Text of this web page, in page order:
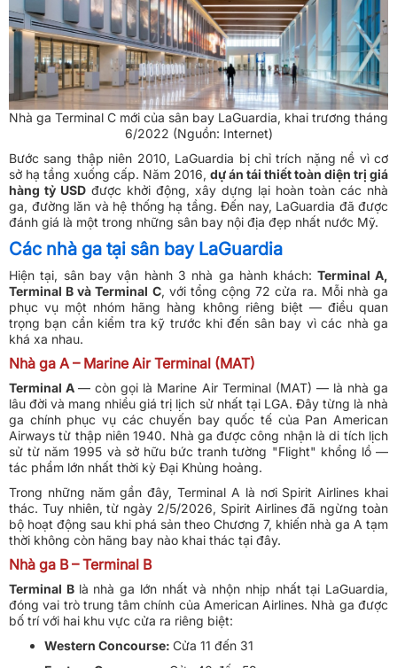
Nhà ga Terminal C mới của sân bay LaGuardia, khai trương tháng
6/2022 (Nguồn: Internet)
Bước sang thập niên 2010, LaGuardia bị chỉ trích nặng nề vì cơ
sở hạ tầng xuống cấp. Năm 2016, dự án tái thiết toàn diện trị giá
hàng tỷ USD được khởi động, xây dựng lại hoàn toàn các nhà
ga, đường lăn và hệ thống hạ tầng. Đến nay, LaGuardia đã được
đánh giá là một trong những sân bay nội địa đẹp nhất nước Mỹ.
Các nhà ga tại sân bay LaGuardia
Hiện tại, sân bay vận hành 3 nhà ga hành khách: Terminal A,
Terminal B và Terminal C, với tổng cộng 72 cửa ra. Mỗi nhà ga
phục vụ một nhóm hãng hàng không riêng biệt — điều quan
trọng bạn cần kiểm tra kỹ trước khi đến sân bay vì các nhà ga
khá xa nhau.
Nhà ga A – Marine Air Terminal (MAT)
Terminal A— còn gọi là Marine Air Terminal (MAT) — là nhà ga
lâu đời và mang nhiều giá trị lịch sử nhất tại LGA. Đây từng là nhà
ga chính phục vụ các chuyến bay quốc tế của Pan American
Airways từ thập niên 1940. Nhà ga được công nhận là di tích lịch
sử từ năm 1995 và sở hữu bức tranh tường "Flight" khổng lồ —
tác phẩm lớn nhất thời kỳ Đại Khủng hoảng.
Trong những năm gần đây, Terminal A là nơi Spirit Airlines khai
thác. Tuy nhiên, từ ngày 2/5/2026, Spirit Airlines đã ngừng toàn
bộ hoạt động sau khi phá sản theo Chương 7, khiến nhà ga A tạm
thời không còn hãng bay nào khai thác tại đây.
Nhà ga B – Terminal B
Terminal B là nhà ga lớn nhất và nhộn nhịp nhất tại LaGuardia,
đóng vai trò trung tâm chính của American Airlines. Nhà ga được
bố trí với hai khu vực cửa ra riêng biệt:
Western Concourse: Cửa 11 đến 31